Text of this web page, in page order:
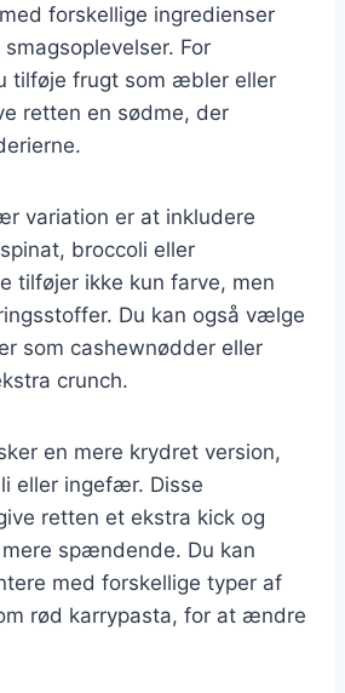
forskellige ingredienser
For
tilføje frugt som æbler eller
retten en sødme, der
variation er at inkludere
broccoli eller
tilføjer ikke kun farve, men
Du kan også vælge
som cashewnødder eller
crunch.
en mere krydret version,
eller ingefær. Disse
retten et ekstra kick og
spændende. Du kan
med forskellige typer af
rød karrypasta, for at ændre